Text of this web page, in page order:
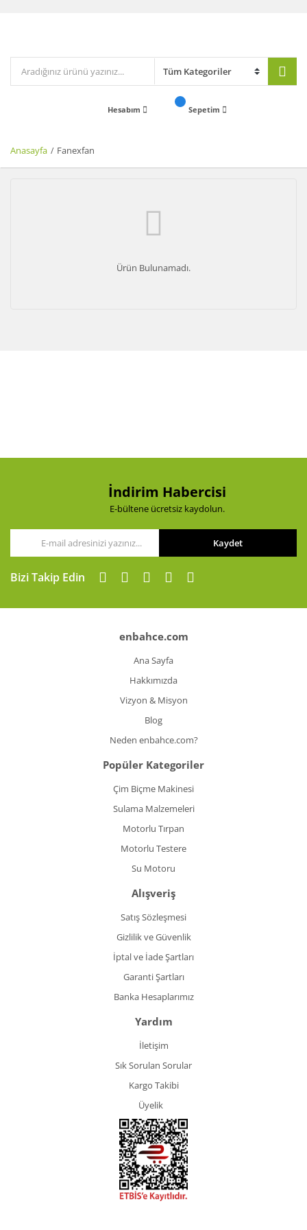
Hesabım Sepetim
Anasayfa Fanexfan
Ürün Bulunamadı.
İndirim Habercisi
E-bültene ücretsiz kaydolun.
Kaydet
Bizi Takip Edin
enbahce.com
Ana Sayfa
Hakkımızda
Vizyon & Misyon
Blog
Neden enbahce.com?
Popüler Kategoriler
Çim Biçme Makinesi
Sulama Malzemeleri
Motorlu Tırpan
Motorlu Testere
Su Motoru
Alışveriş
Satış Sözleşmesi
Gizlilik ve Güvenlik
İptal ve İade Şartları
Garanti Şartları
Banka Hesaplarımız
Yardım
İletişim
Sık Sorulan Sorular
Kargo Takibi
Üyelik